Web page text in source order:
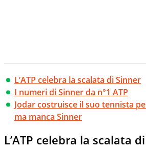
L’ATP celebra la scalata di Sinner
I numeri di Sinner da n°1 ATP
Jodar costruisce il suo tennista
ma manca Sinner
L’ATP celebra la scalata